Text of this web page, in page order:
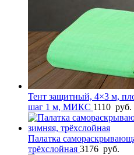
Тент защитный, 4×3 м,
шаг 1 м, МИКС 1110 руб.
Палатка
трёхслойная 3176 руб.